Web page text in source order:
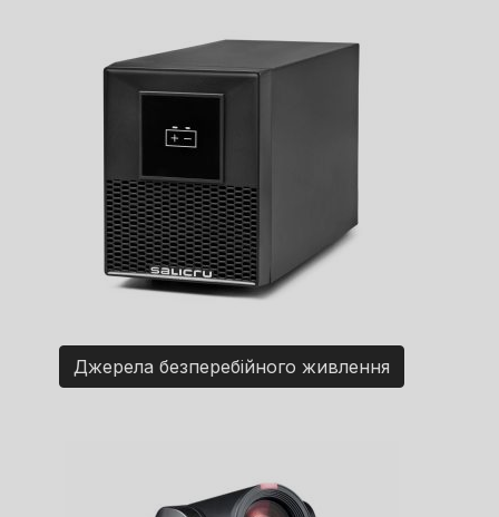
Джерела безперебійного живлення